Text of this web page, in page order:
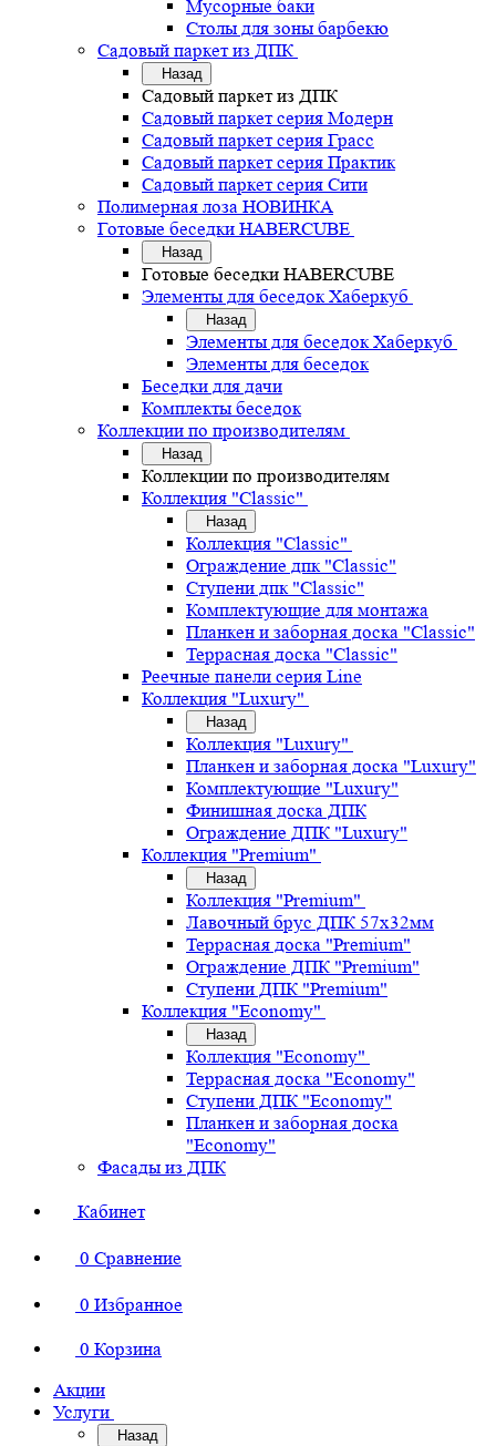
Мусорные баки
Столы для зоны барбекю
Садовый паркет из ДПК
Назад
Садовый паркет из ДПК
Садовый паркет серия Mодерн
Садовый паркет серия Грасс
Садовый паркет серия Практик
Садовый паркет серия Сити
Полимерная лоза НОВИНКА
Готовые беседки HABERCUBE
Назад
Готовые беседки HABERCUBE
Элементы для беседок Хаберкуб
Назад
Элементы для беседок Хаберкуб
Элементы для беседок
Беседки для дачи
Комплекты беседок
Коллекции по производителям
Назад
Коллекции по производителям
Коллекция "Classic"
Назад
Коллекция "Classic"
Ограждение дпк "Classic"
Ступени дпк "Classic"
Комплектующие для монтажа
Планкен и заборная доска "Classic"
Террасная доска "Classic"
Реечные панели серия Line
Коллекция "Luxury"
Назад
Коллекция "Luxury"
Планкен и заборная доска "Luxury"
Комплектующие "Luxury"
Финишная доска ДПК
Ограждение ДПК "Luxury"
Коллекция "Premium"
Назад
Коллекция "Premium"
Лавочный брус ДПК 57х32мм
Террасная доска "Premium"
Ограждение ДПК "Premium"
Ступени ДПК "Premium"
Коллекция "Economy"
Назад
Коллекция "Economy"
Террасная доска "Economy"
Ступени ДПК "Economy"
Планкен и заборная доска
"Economy"
Фасады из ДПК
Кабинет
0 Сравнение
0 Избранное
0 Корзина
Акции
Услуги
Назад